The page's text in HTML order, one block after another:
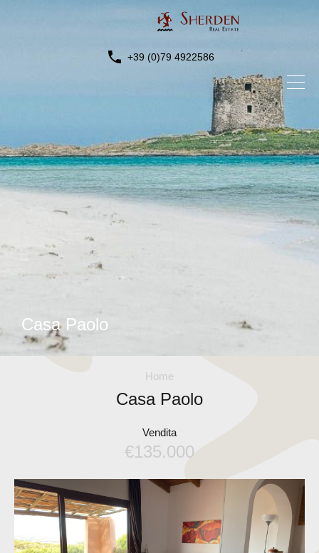
+39 (0)79 4922586
Casa Paolo
Home
Casa Paolo
Vendita
€135.000